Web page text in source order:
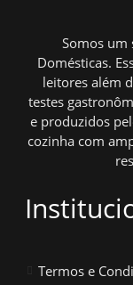
Somos um
Domésticas.
leitores além
testes
e produzidos
cozinha com
Termos e